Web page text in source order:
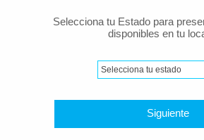
Selecciona tu Estado para
disponibles en tu
Siguiente